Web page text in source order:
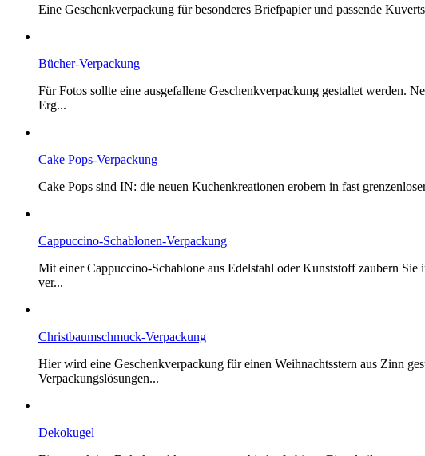
Eine Geschenkverpackung für besonderes Briefpapier und passende
Bücher-Verpackung
Für Fotos sollte eine ausgefallene Geschenkverpackung gestaltet werden.
Erg...
Cake Pops-Verpackung
Cake Pops sind IN: die neuen Kuchenkreationen erobern in fast
Cappuccino-Schablonen-Verpackung
Mit einer Cappuccino-Schablone aus Edelstahl oder Kunststoff zaubern
ver...
Christbaumschmuck-Verpackung
Hier wird eine Geschenkverpackung für einen Weihnachtsstern aus Zinn
Verpackungslösungen...
Dekokugel